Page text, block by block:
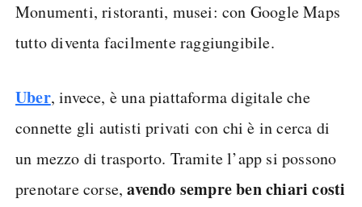
Monumenti, ristoranti, musei: con Google Maps
tutto diventa facilmente raggiungibile.
Uber, invece, è una piattaforma digitale che
connette gli autisti privati con chi è in cerca di
un mezzo di trasporto. Tramite l’app si possono
prenotare corse,avendo sempre ben chiari costi